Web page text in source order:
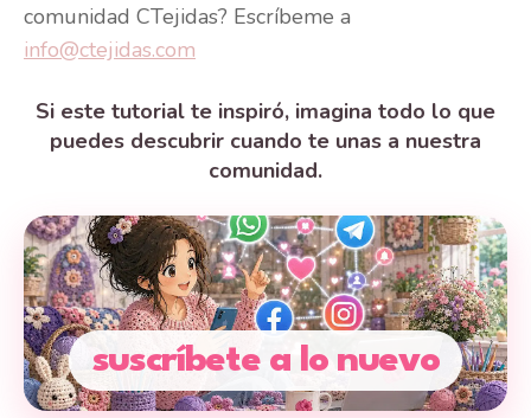
comunidad CTejidas? Escríbeme a
info@ctejidas.com
Si este tutorial te inspiró, imagina todo lo que
puedes descubrir cuando te unas a nuestra
comunidad.
suscríbete a lo nuevo